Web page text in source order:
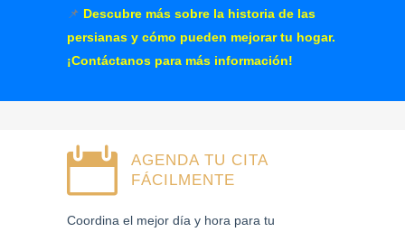
📌 Descubre más sobre la historia de las
persianas y cómo pueden mejorar tu hogar.
¡Contáctanos para más información!
AGENDA TU CITA
FÁCILMENTE
Coordina el mejor día y hora para tu